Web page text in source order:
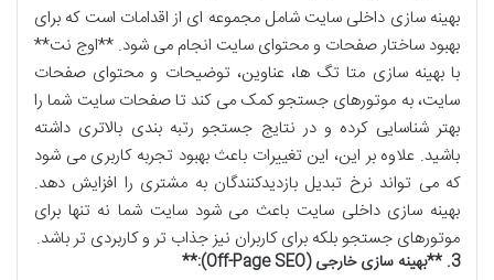
بهینه سازی داخلی سایت شامل مجموعه ای از اقدامات است که برای
بهبود ساختار صفحات و محتوای سایت انجام می شود. **اوج نت**
با بهینه سازی متا تگ ها، عناوین، توضیحات و محتوای صفحات
سایت، به موتورهای جستجو کمک می کند تا صفحات سایت شما را
بهتر شناسایی کرده و در نتایج جستجو رتبه بندی بالاتری داشته
باشید. علاوه بر این، این تغییرات باعث بهبود تجربه کاربری می شود
که می تواند نرخ تبدیل بازدیدکنندگان به مشتری را افزایش دهد.
بهینه سازی داخلی سایت باعث می شود سایت شما نه تنها برای
موتورهای جستجو بلکه برای کاربران نیز جذاب تر و کاربردی تر باشد.
3. ** بهینه سازی خارجی(Off-Page SEO):**